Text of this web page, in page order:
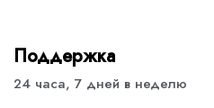
Поддержка
24 часа, 7 дней в неделю